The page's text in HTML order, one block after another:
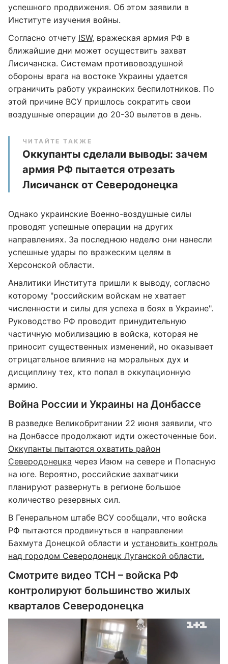
успешного продвижения. Об этом заявили в
Институте изучения войны.
Согласно отчету ISW, вражеская армия РФ в
ближайшие дни может осуществить захват
Лисичанска. Системам противовоздушной
обороны врага на востоке Украины удается
ограничить работу украинских беспилотников. По
этой причине ВСУ пришлось сократить свои
воздушные операции до 20-30 вылетов в день.
ЧИТАЙТЕ ТАКЖЕ
Оккупанты сделали выводы: зачем
армия РФ пытается отрезать
Лисичанск от Северодонецка
Однако украинские Военно-воздушные силы
проводят успешные операции на других
направлениях. За последнюю неделю они нанесли
успешные удары по вражеским целям в
Херсонской области.
Аналитики Института пришли к выводу, согласно
которому "российским войскам не хватает
численности и силы для успеха в боях в Украине".
Руководство РФ проводит принудительную
частичную мобилизацию в войска, которая не
приносит существенных изменений, но оказывает
отрицательное влияние на моральных дух и
дисциплину тех, кто попал в оккупационную
армию.
Война России и Украины на Донбассе
В разведке Великобритании 22 июня заявили, что
на Донбассе продолжают идти ожесточенные бои.
Оккупанты пытаются охватить район
Северодонецка через Изюм на севере и Попасную
на юге. Вероятно, российские захватчики
планируют развернуть в регионе большое
количество резервных сил.
В Генеральном штабе ВСУ сообщали, что войска
РФ пытаются продвинуться в направлении
Бахмута Донецкой области и установить контроль
над городом Северодонецк Луганской области.
Смотрите видео ТСН – войска РФ
контролируют большинство жилых
кварталов Северодонецка